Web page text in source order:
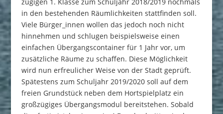
in den bestehenden Räumlichkeiten stattfinden soll.
Viele Bürger_innen wollen das jedoch noch nicht
hinnehmen und schlugen beispielsweise einen
einfachen Übergangscontainer für 1 Jahr vor, um
zusätzliche Räume zu schaffen. Diese Möglichkeit
wird nun erfreulicher Weise von der Stadt geprüft.
Spätestens zum Schuljahr 2019/2020 soll auf dem
freien Grundstück neben dem Hortspielplatz ein
großzügiges Übergangsmodul bereitstehen. Sobald